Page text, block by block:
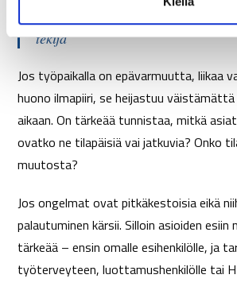
Työpaikan ilmapiiri – näkymätön
tekijä
Jos työpaikalla on epävarmuutta, liikaa
huono ilmapiiri, se heijastuu
aikaan. On tärkeää tunnistaa, mitkä
ovatko ne tilapäisiä vai jatkuvia? Onko
muutosta?
Jos ongelmat ovat pitkäkestoisia eikä
palautuminen kärsii. Silloin asioiden esiin
tärkeää – ensin omalle esihenkilölle, ja
työterveyteen, luottamushenkilölle tai